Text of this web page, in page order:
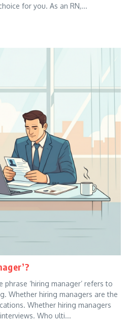
for you. As an RN,...
‘hiring manager’ refers to
Whether hiring managers are the
Whether hiring managers
Who ulti...